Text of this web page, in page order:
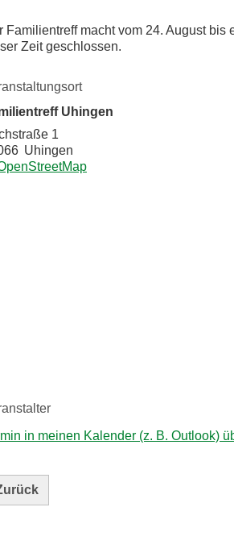
Familientreff macht vom 24. August
Zeit geschlossen.
Uhingen
1
Uhingen
in meinen Kalender (z. B. Outlook)